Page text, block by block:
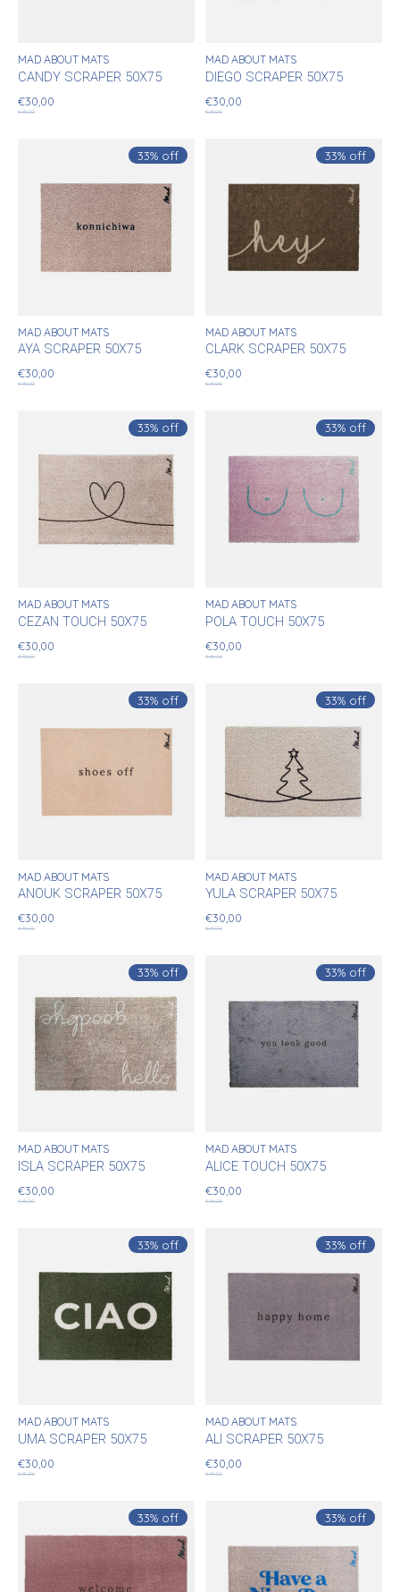
MAD ABOUT MATS
CANDY SCRAPER 50X75
€30,00
€45,00
MAD ABOUT MATS
DIEGO SCRAPER 50X75
€30,00
€45,00
33% off
MAD ABOUT MATS
AYA SCRAPER 50X75
€30,00
€45,00
33% off
MAD ABOUT MATS
CLARK SCRAPER 50X75
€30,00
€45,00
33% off
MAD ABOUT MATS
CEZAN TOUCH 50X75
€30,00
€45,00
33% off
MAD ABOUT MATS
POLA TOUCH 50X75
€30,00
€45,00
33% off
MAD ABOUT MATS
ANOUK SCRAPER 50X75
€30,00
€45,00
33% off
MAD ABOUT MATS
YULA SCRAPER 50X75
€30,00
€45,00
33% off
MAD ABOUT MATS
ISLA SCRAPER 50X75
€30,00
€45,00
33% off
MAD ABOUT MATS
ALICE TOUCH 50X75
€30,00
€45,00
33% off
MAD ABOUT MATS
UMA SCRAPER 50X75
€30,00
€45,00
33% off
MAD ABOUT MATS
ALI SCRAPER 50X75
€30,00
€45,00
33% off 33% off